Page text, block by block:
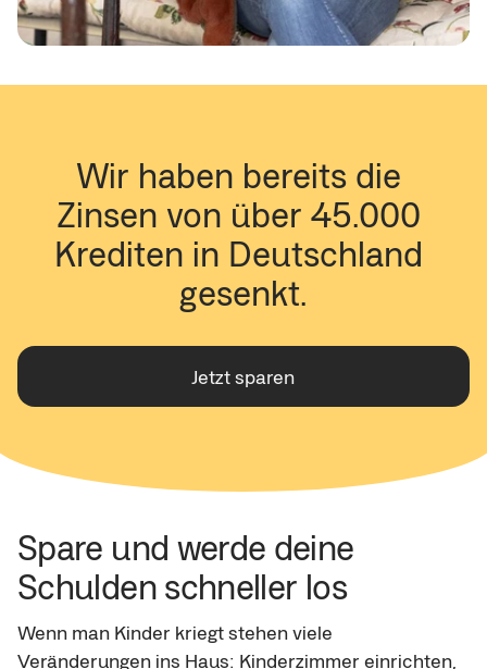
Wir haben bereits die
Zinsen von über 45.000
Krediten in Deutschland
gesenkt.
Jetzt sparen
Spare und werde deine
Schulden schneller los
Wenn man Kinder kriegt stehen viele
Veränderungen ins Haus: Kinderzimmer einrichten,